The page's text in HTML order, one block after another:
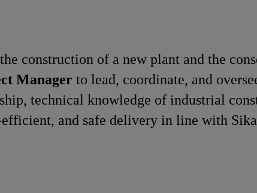
construction of a new plant and the
Manager to lead, coordinate, and
technical knowledge of industrial
and safe delivery in line with